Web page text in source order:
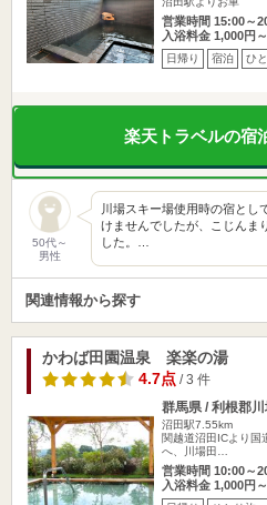
営業時間 15:00～
入浴料金 1,000円～
日帰り 宿泊 ひ
楽天トラベルの宿
50代～
男性
川場スキー場使用時の宿とし
けませんでしたが、こじんま
した。…
関連情報から探す
かわば田園温泉 楽楽の湯
4.7点/ 3 件
群馬県 / 利根郡
沼田駅7.55km
関越道沼田ICより国
へ、川場田…
営業時間 10:00～
入浴料金 1,000円～